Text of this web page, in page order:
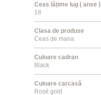
Ceas lățime lug ( anse )
18
Clasa de produse
Ceas de mana
Culoare cadran
Black
Culoare carcasă
Rosé gold